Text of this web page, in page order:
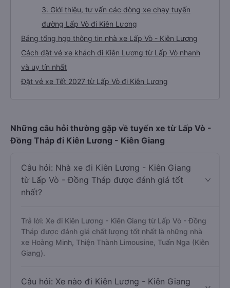
3. Giới thiệu, tư vấn các dòng xe chạy tuyến
đường Lấp Vò đi Kiên Lương
Bảng tổng hợp thông tin nhà xe Lấp Vò - Kiên Lương
Cách đặt vé xe khách đi Kiên Lương từ Lấp Vò nhanh
và uy tín nhất
Đặt vé xe Tết 2027 từ Lấp Vò đi Kiên Lương
Những câu hỏi thường gặp về tuyến xe từ Lấp Vò -
Đồng Tháp đi Kiên Lương - Kiên Giang
Câu hỏi: Nhà xe đi Kiên Lương - Kiên Giang
từ Lấp Vò - Đồng Tháp được đánh giá tốt
nhất?
Trả lời: Xe đi Kiên Lương - Kiên Giang từ Lấp Vò - Đồng
Tháp được đánh giá chất lượng tốt nhất là những nhà
xe Hoàng Minh, Thiện Thành Limousine, Tuấn Nga (Kiên
Giang).
Câu hỏi: Xe nào đi Kiên Lương - Kiên Giang